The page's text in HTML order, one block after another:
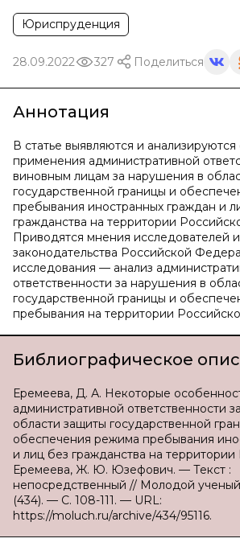
Юриспруденция
28.09.2022 327 Поделиться
Аннотация
В статье выявляются и
применения административной
виновным лицам за нарушения в
государственной границы и
пребывания иностранных граждан и
гражданства на территории
Приводятся мнения исследователей
законодательства Российской
исследования — анализ
ответственности за нарушения в
государственной границы и
пребывания на территории
Библиографическое
Еремеева, Д. А. Некоторые
административной ответственности
области защиты государственной
обеспечения режима пребывания
и лиц без гражданства на
Еремеева, Ж. Ю. Юзефович. — Текст :
непосредственный // Молодой
(434). — С. 108-111. — URL:
https://moluch.ru/archive/434/95116.